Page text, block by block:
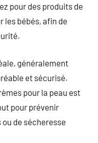
pour des produits de
les bébés, afin de
généralement
et sécurisé.
pour la peau est
pour prévenir
ou de sécheresse